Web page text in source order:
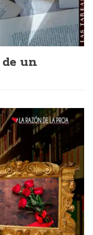
un